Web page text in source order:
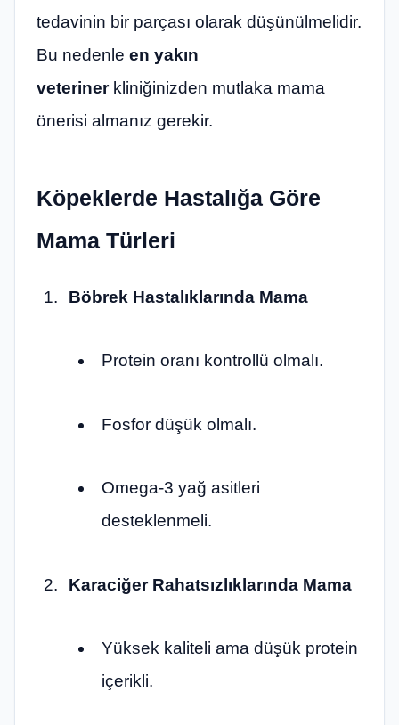
tedavinin bir parçası olarak düşünülmelidir.
Bu nedenle en yakın
veterinerkliniğinizden mutlaka mama
önerisi almanız gerekir.
Köpeklerde Hastalığa Göre
Mama Türleri
Böbrek Hastalıklarında Mama
Protein oranı kontrollü olmalı.
Fosfor düşük olmalı.
Omega-3 yağ asitleri
desteklenmeli.
Karaciğer Rahatsızlıklarında Mama
Yüksek kaliteli ama düşük protein
içerikli.